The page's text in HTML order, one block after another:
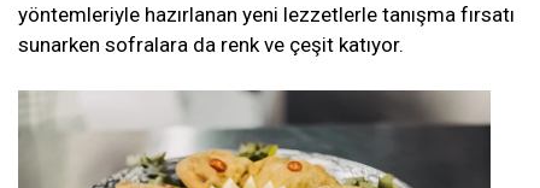
yöntemleriyle hazırlanan yeni lezzetlerle tanışma fırsatı
sunarken sofralara da renk ve çeşit katıyor.